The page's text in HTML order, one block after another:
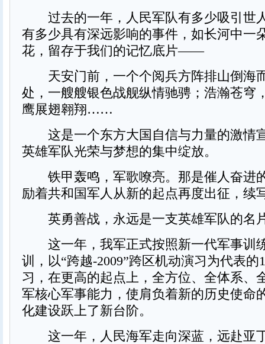
过去的一年，人民军队有多少吸引世
有多少具有深远影响的事件，如长河中一
花，留存于我们的记忆底片——
天安门前，一个个阅兵方阵排山倒海
处，一艘艘银色战舰纵情驰骋；浩瀚苍穹
鹰展翅翱翔……
这是一个东方大国自信与力量的激情
英雄军队光荣与梦想的集中绽放。
铁甲轰鸣，军歌嘹亮。那是催人奋进
励着共和国军人从新的起点再度出征，续
英勇善战，永远是一支英雄军队的名
这一年，我军正式按照新一代军事训
训，以“跨越-2009”跨区机动演习为代表的
习，在更高的起点上，全方位、全体系、
军核心军事能力，使肩负着新的历史使命
化建设跃上了新台阶。
这一年，人民海军走向深蓝，远赴亚